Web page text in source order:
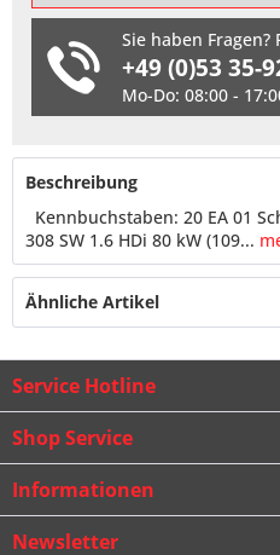
Sie haben Fragen?
+49 (0)53 35-
Mo-Do: 08:00 -
Beschreibung
Kennbuchstaben: 20 EA 01
308 SW 1.6 HDi 80 kW (109...
Ähnliche Artikel
Service Hotline
Shop Service
Informationen
Newsletter